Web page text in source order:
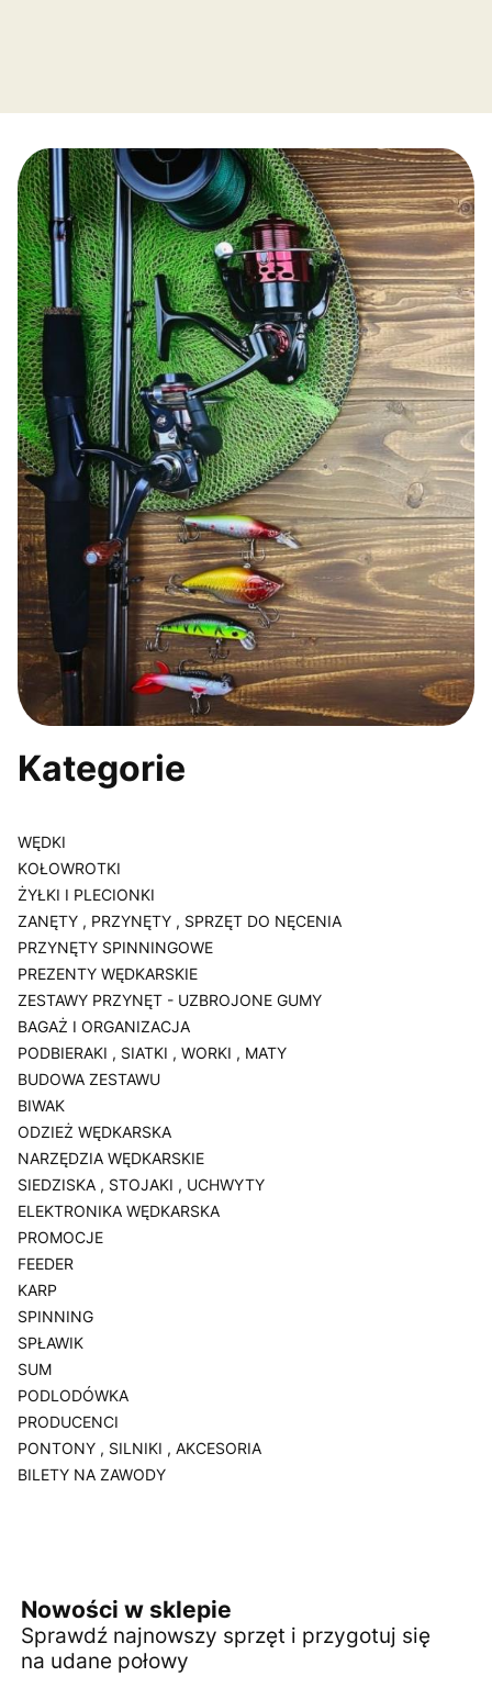
Kategorie
WĘDKI
KOŁOWROTKI
ŻYŁKI I PLECIONKI
ZANĘTY , PRZYNĘTY , SPRZĘT DO NĘCENIA
PRZYNĘTY SPINNINGOWE
PREZENTY WĘDKARSKIE
ZESTAWY PRZYNĘT - UZBROJONE GUMY
BAGAŻ I ORGANIZACJA
PODBIERAKI , SIATKI , WORKI , MATY
BUDOWA ZESTAWU
BIWAK
ODZIEŻ WĘDKARSKA
NARZĘDZIA WĘDKARSKIE
SIEDZISKA , STOJAKI , UCHWYTY
ELEKTRONIKA WĘDKARSKA
PROMOCJE
FEEDER
KARP
SPINNING
SPŁAWIK
SUM
PODLODÓWKA
PRODUCENCI
PONTONY , SILNIKI , AKCESORIA
BILETY NA ZAWODY
Nowości w sklepie
Sprawdź najnowszy sprzęt i przygotuj się
na udane połowy